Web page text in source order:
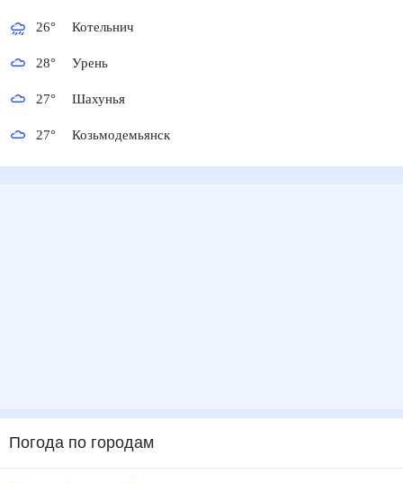
26° Котельнич
28° Урень
27° Шахунья
27° Козьмодемьянск
Погода по городам